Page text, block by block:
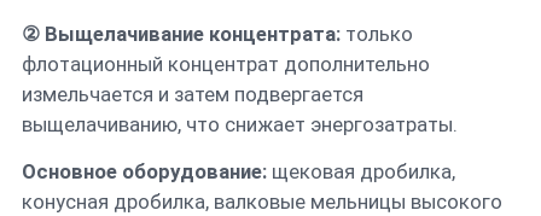
② Выщелачивание концентрата: только
флотационный концентрат дополнительно
измельчается и затем подвергается
выщелачиванию, что снижает энергозатраты.
Основное оборудование:щековая дробилка,
конусная дробилка, валковые мельницы высокого